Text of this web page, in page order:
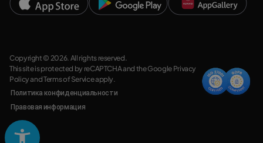
Copyright © 2026. All rights reserved.
This site is protected by reCAPTCHA and the Google Privacy
PolicyandTerms of Serviceapply.
Политика конфиденциальности
Правовая информация